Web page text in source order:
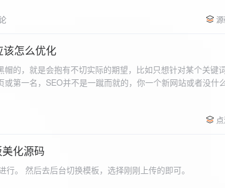
怎么优化
的，就是会抱有不切实际的期望，比如只想针对某个关键
第一名，SEO并不是一蹴而就的，你一个新网站或者没什
化源码
。 然后去后台切换模板，选择刚刚上传的即可。